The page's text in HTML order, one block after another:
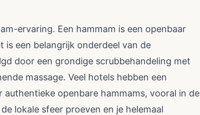
ervaring. Een hammam is een openbaar
is een belangrijk onderdeel van de
door een grondige scrubbehandeling met
massage. Veel hotels hebben een
openbare hammams, vooral in de
lokale sfeer proeven en je helemaal